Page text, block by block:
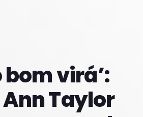
bom virá’:
Taylor